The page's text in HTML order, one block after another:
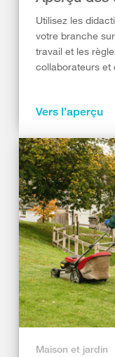
Utilisez les
votre branche
travail et les
collaborateurs et
Vers l’aperçu
Maison et jardin